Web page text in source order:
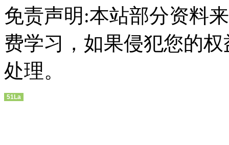
免责声明:本站部分资料
费学习，如果侵犯您的
处理。
51La